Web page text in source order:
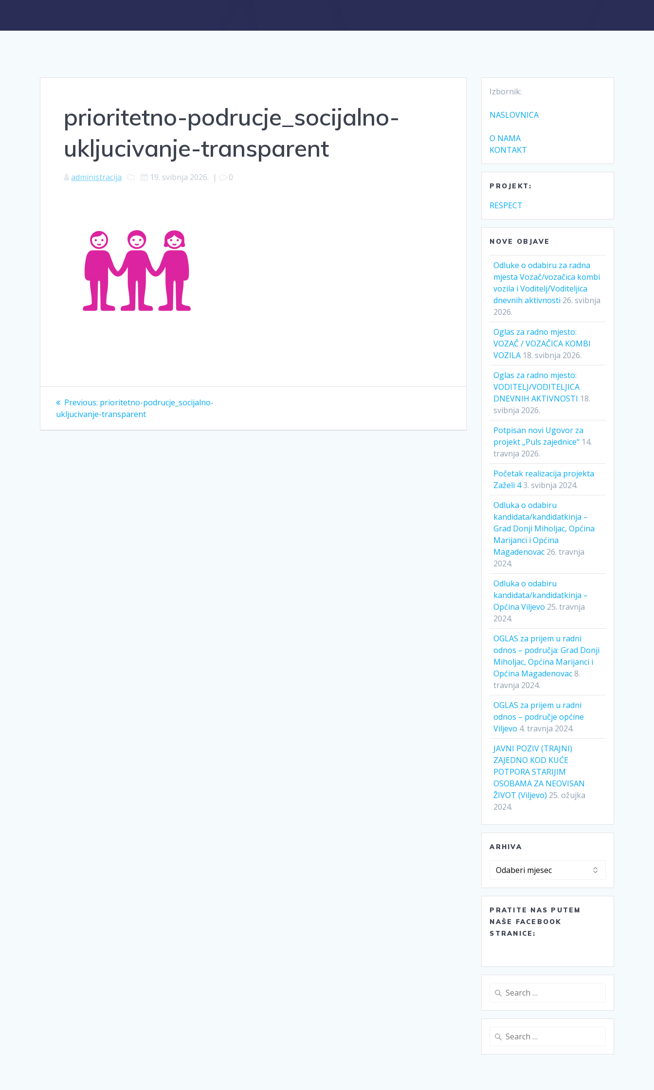
prioritetno-podrucje_socijalno-
ukljucivanje-transparent
administracija 19. svibnja 2026. | 0
Navigacija
objava
Previous: Previous
post:
prioritetno-podrucje_socijalno-
ukljucivanje-transparent
Izbornik:
NASLOVNICA
O NAMA
KONTAKT
PROJEKT:
RESPECT
NOVE OBJAVE
Odluke o odabiru za radna
mjesta Vozač/vozačica kombi
vozila i Voditelj/Voditeljica
dnevnih aktivnosti 26. svibnja
2026.
Oglas za radno mjesto:
VOZAČ / VOZAČICA KOMBI
VOZILA 18. svibnja 2026.
Oglas za radno mjesto:
VODITELJ/VODITELJICA
DNEVNIH AKTIVNOSTI 18.
svibnja 2026.
Potpisan novi Ugovor za
projekt „Puls zajednice“ 14.
travnja 2026.
Početak realizacija projekta
Zaželi 43. svibnja 2024.
Odluka o odabiru
kandidata/kandidatkinja –
Grad Donji Miholjac, Općina
Marijanci i Općina
Magadenovac 26. travnja
2024.
Odluka o odabiru
kandidata/kandidatkinja –
Općina Viljevo 25. travnja
2024.
OGLAS za prijem u radni
odnos – područja: Grad Donji
Miholjac, Općina Marijanci i
Općina Magadenovac8.
travnja 2024.
OGLAS za prijem u radni
odnos – područje općine
Viljevo 4. travnja 2024.
JAVNI POZIV (TRAJNI)
ZAJEDNO KOD KUĆE
POTPORA STARIJIM
OSOBAMA ZA NEOVISAN
ŽIVOT (Viljevo) 25. ožujka
2024.
ARHIVA
Arhiva
PRATITE NAS PUTEM
NAŠE FACEBOOK
STRANICE:
Search
Search